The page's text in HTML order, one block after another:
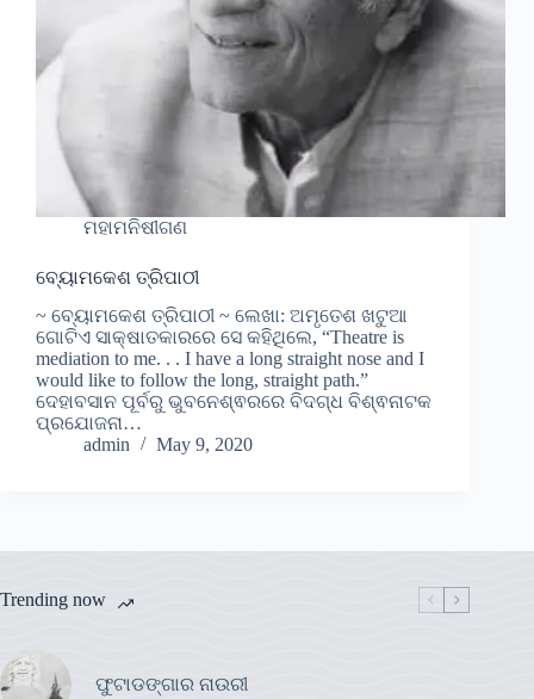
ମହାମନିଷୀଗଣ
ବ୍ୟୋମକେଶ ତ୍ରିପାଠୀ
~ ବ୍ୟୋମକେଶ ତ୍ରିପାଠୀ ~ ଲେଖା: ଅମୃତେଶ ଖଟୁଆ
ଗୋଟିଏ ସାକ୍ଷାତକାରରେ ସେ କହିଥିଲେ, “Theatre is
mediation to me. . . I have a long straight nose and I
would like to follow the long, straight path.”
ଦେହାବସାନ ପୂର୍ବରୁ ଭୁବନେଶ୍ଵରରେ ବିଦଗ୍ଧ ବିଶ୍ଵନାଟକ
ପ୍ରଯୋଜନା…
admin
May 9, 2020
Trending now
ଫୁଟାଡଙ୍ଗାର ନାଉରୀ